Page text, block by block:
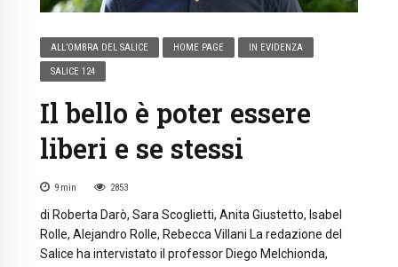
ALL’OMBRA DEL SALICE HOME PAGE IN EVIDENZA
SALICE 124
Il bello è poter essere
liberi e se stessi
9 min 2853
di Roberta Darò, Sara Scoglietti, Anita Giustetto, Isabel
Rolle, Alejandro Rolle, Rebecca Villani La redazione del
Salice ha intervistato il professor Diego Melchionda,